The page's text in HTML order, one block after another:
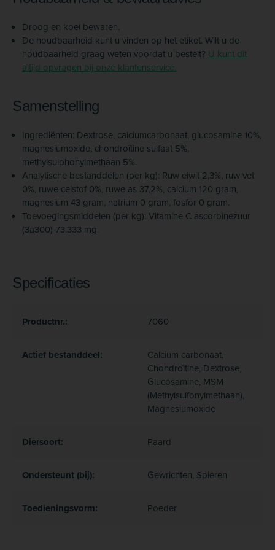
Droog en koel bewaren.
De houdbaarheid kunt u vinden op het etiket. Wilt u de
houdbaarheid graag weten voordat u bestelt? U kunt dit
altijd opvragen bij onze klantenservice.
Samenstelling
Ingrediënten: Dextrose, calciumcarbonaat, glucosamine 10%,
magnesiumoxide, chondroïtine sulfaat 5%,
methylsulphonylmethaan 5%.
Analytische bestanddelen (per kg): Ruw eiwit 2,3%, ruw vet
0%, ruwe celstof 0%, ruwe as 37,2%, calcium 120 gram,
magnesium 43 gram, natrium 0 gram, fosfor 0 gram.
Toevoegingsmiddelen (per kg): Vitamine C ascorbinezuur
(3a300) 73.333 mg.
Specificaties
Productnr.: 7060
Actief bestanddeel:
Calcium carbonaat,
Chondroïtine, Dextrose,
Glucosamine, MSM
(Methylsulfonylmethaan),
Magnesiumoxide
Diersoort: Paard
Ondersteunt (bij): Gewrichten, Spieren
Toedieningsvorm: Poeder